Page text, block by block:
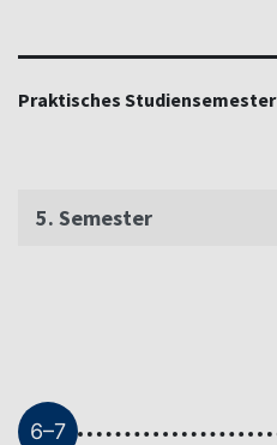
Praktisches Studiensemester
5. Semester
6–7